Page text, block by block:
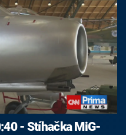
- Stíhačka MiG-